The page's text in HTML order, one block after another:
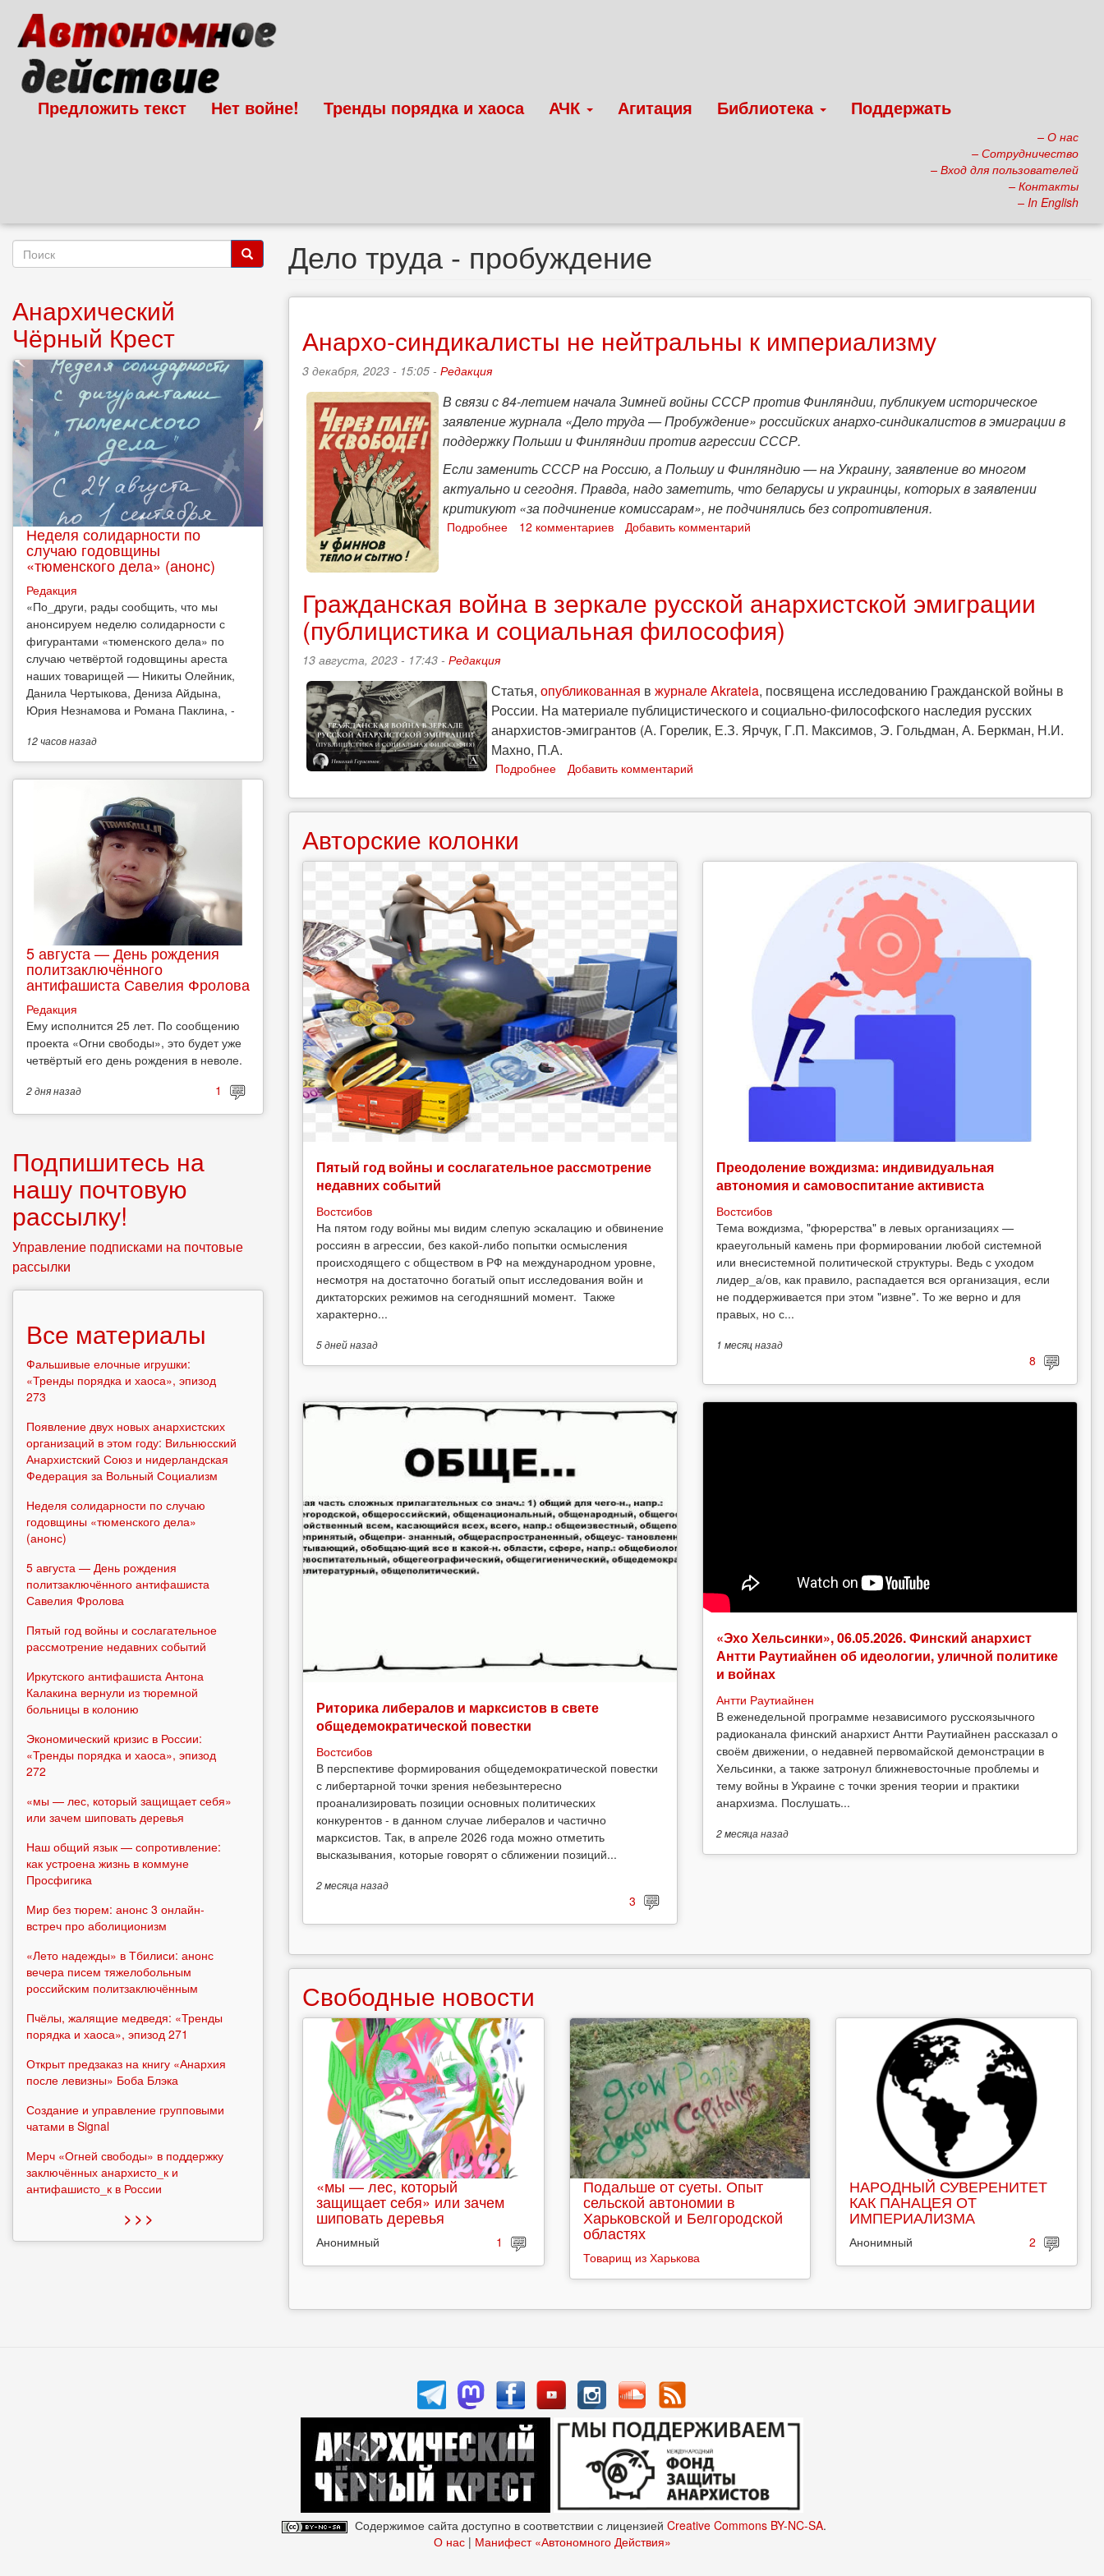
основному
содержанию
Предложить текст Нет войне! Тренды порядка и хаоса АЧК Агитация Библиотека Поддержать
– О нас
– Сотрудничество
– Вход для пользователей
– Контакты
– In English
Дело труда - пробуждение
Анархо-синдикалисты не нейтральны к империализму
3 декабря, 2023 - 15:05 - Редакция
В связи с 84-летием начала Зимней войны СССР против Финляндии, публикуем историческое
заявление журнала «Дело труда — Пробуждение» российских анархо-синдикалистов в эмиграции в
поддержку Польши и Финляндии против агрессии СССР.
Если заменить СССР на Россию, а Польшу и Финляндию — на Украину, заявление во многом
актуально и сегодня. Правда, надо заметить, что беларусы и украинцы, которых в заявлении
критикуют «за подчинение комиссарам», не подчинялись без сопротивления.
Подробнее
к
империализму
12 комментариев Добавить комментарий
Гражданская война в зеркале русской анархистской эмиграции
(публицистика и социальная философия)
13 августа, 2023 - 17:43 - Редакция
Статья, опубликованная в журнале Akrateia, посвящена исследованию Гражданской войны в
России. На материале публицистического и социально-философского наследия русских
анархистов-эмигрантов (А. Горелик, Е.З. Ярчук, Г.П. Максимов, Э. Гольдман, А. Беркман, Н.И.
Махно, П.А.
Подробнее
война
в
анархистской
философия)
Добавить комментарий
Авторские колонки
Пятый год войны и сослагательное рассмотрение
недавних событий
Востсибов
На пятом году войны мы видим слепую эскалацию и обвинение
россиян в агрессии, без какой-либо попытки осмысления
происходящего с обществом в РФ на международном уровне,
несмотря на достаточно богатый опыт исследования войн и
диктаторских режимов на сегодняшний момент. Также
характерно...
5 днейназад
Преодоление вождизма: индивидуальная
автономия и самовоспитание активиста
Востсибов
Тема вождизма, "фюрерства" в левых организациях —
краеугольный камень при формировании любой системной
или внесистемной политической структуры. Ведь с уходом
лидер_а/ов, как правило, распадается вся организация, если
не поддерживается при этом "извне". То же верно и для
правых, но с...
1 месяцназад
8
Риторика либералов и марксистов в свете
общедемократической повестки
Востсибов
В перспективе формирования общедемократической повестки
с либертарной точки зрения небезынтересно
проанализировать позиции основных политических
конкурентов - в данном случае либералов и частично
марксистов. Так, в апреле 2026 года можно отметить
высказывания, которые говорят о сближении позиций...
2 месяца назад
3
«Эхо Хельсинки», 06.05.2026. Финский анархист
Антти Раутиайнен об идеологии, уличной политике
и войнах
Антти Раутиайнен
В еженедельной программе независимого русскоязычного
радиоканала финский анархист Антти Раутиайнен рассказал о
своём движении, о недавней первомайской демонстрации в
Хельсинки, а также затронул ближневосточные проблемы и
тему войны в Украине с точки зрения теории и практики
анархизма. Послушать...
2 месяца назад
Свободные новости
«мы — лес, который
защищает себя» или зачем
шиповать деревья
Анонимный 1
Подальше от суеты. Опыт
сельской автономии в
Харьковской и Белгородской
областях
Товарищ из Харькова
НАРОДНЫЙ СУВЕРЕНИТЕТ
КАК ПАНАЦЕЯ ОТ
ИМПЕРИАЛИЗМА
Анонимный 2
Форма
Анархический
Чёрный Крест
Неделя солидарности по
случаю годовщины
«тюменского дела» (анонс)
Редакция
​«По_други, рады сообщить, что мы
анонсируем неделю солидарности с
фигурантами «тюменского дела» по
случаю четвёртой годовщины ареста
наших товарищей — Никиты Олейник,
Данила Чертыкова, Дениза Айдына,
Юрия Незнамова и Романа Паклина, -
12 часовназад
5 августа — День рождения
политзаключённого
антифашиста Савелия Фролова
Редакция
Ему исполнится 25 лет. По сообщению
проекта «Огни свободы», это будет уже
четвёртый его день рождения в неволе.
2 дняназад 1
Подпишитесь на
нашу почтовую
рассылку!
Управление подписками на почтовые
рассылки
Все материалы
Фальшивые елочные игрушки:
«Тренды порядка и хаоса», эпизод
273
Появление двух новых анархистских
организаций в этом году: Вильнюсский
Анархистский Союз и нидерландская
Федерация за Вольный Социализм
Неделя солидарности по случаю
годовщины «тюменского дела»
(анонс)
5 августа — День рождения
политзаключённого антифашиста
Савелия Фролова
Пятый год войны и сослагательное
рассмотрение недавних событий
Иркутского антифашиста Антона
Калакина вернули из тюремной
больницы в колонию
Экономический кризис в России:
«Тренды порядка и хаоса», эпизод
272
«мы — лес, который защищает себя»
или зачем шиповать деревья
Наш общий язык — сопротивление:
как устроена жизнь в коммуне
Просфигика
Мир без тюрем: анонс 3 онлайн-
встреч про аболиционизм
«Лето надежды» в Тбилиси: анонс
вечера писем тяжелобольным
российским политзаключённым
Пчёлы, жалящие медведя: «Тренды
порядка и хаоса», эпизод 271
Открыт предзаказ на книгу «Анархия
после левизны» Боба Блэка
Создание и управление групповыми
чатами в Signal
Мерч «Огней свободы» в поддержку
заключённых анархисто_к и
антифашисто_к в России
> > >
Содержимое сайта доступно в соответствии с лицензией Creative Commons BY-NC-SA.
О нас| Манифест «Автономного Действия»